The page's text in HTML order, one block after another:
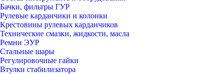
Бачки, фильтры ГУР
Рулевые карданчики и колонки
Крестовины рулевых карданчиков
Технические смазки, жидкости, масла
Ремни ЭУР
Стальные шары
Регулировочные гайки
Втулки стабилизатора